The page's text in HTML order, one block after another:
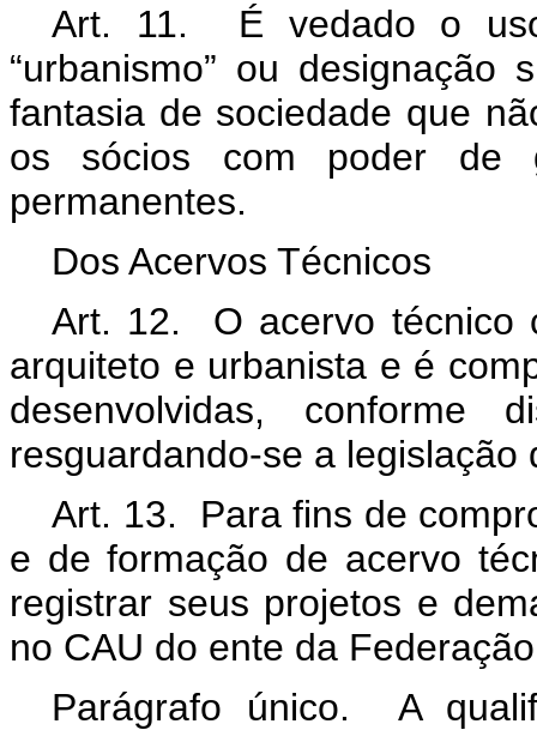
Art. 11. É vedado o uso
“urbanismo” ou
fantasia de sociedade que
os sócios com poder de
permanentes.
Dos Acervos Técnicos
Art. 12. O acervo técnico
arquiteto e urbanista e é
desenvolvidas, conforme
resguardando-se a
Art. 13. Para fins de
e de formação de acervo
registrar seus projetos e
no CAU do ente da
Parágrafo único. A